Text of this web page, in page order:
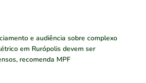
e audiência sobre complexo
em Rurópolis devem ser
recomenda MPF